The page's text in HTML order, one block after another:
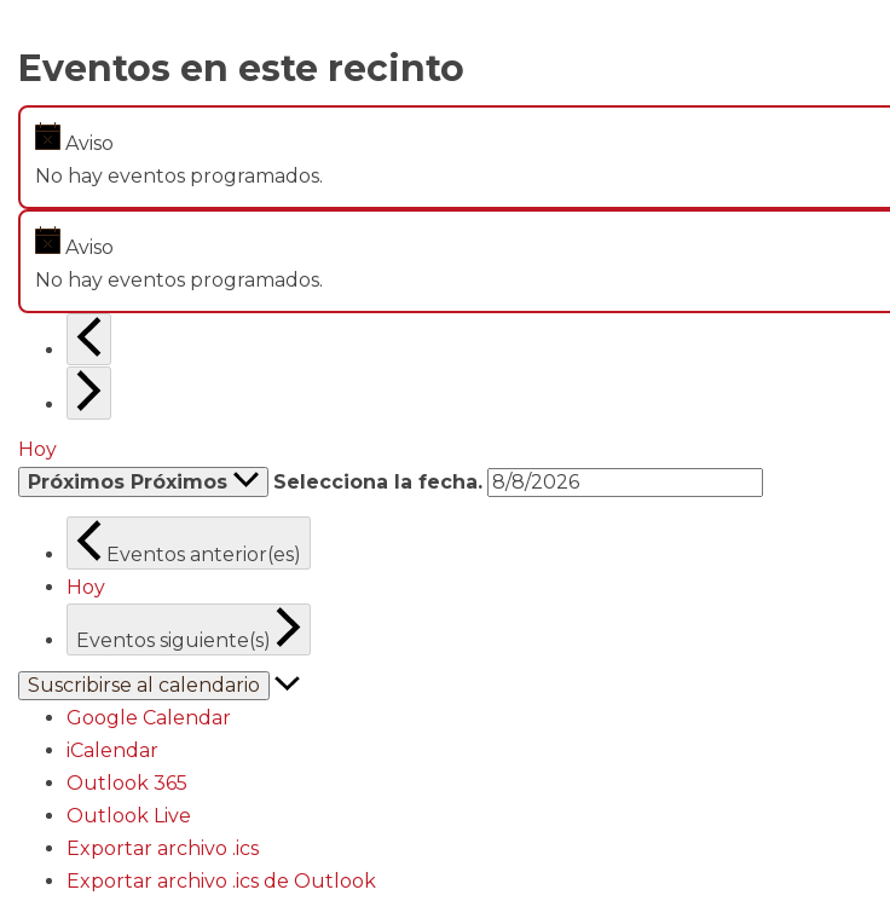
Eventos en este recinto
Aviso
No hay eventos programados.
Aviso
No hay eventos programados.
Hoy
Próximos Próximos Selecciona la fecha.
Eventos anterior(es)
Hoy
Eventos siguiente(s)
Suscribirse al calendario
Google Calendar
iCalendar
Outlook 365
Outlook Live
Exportar archivo .ics
Exportar archivo .ics de Outlook